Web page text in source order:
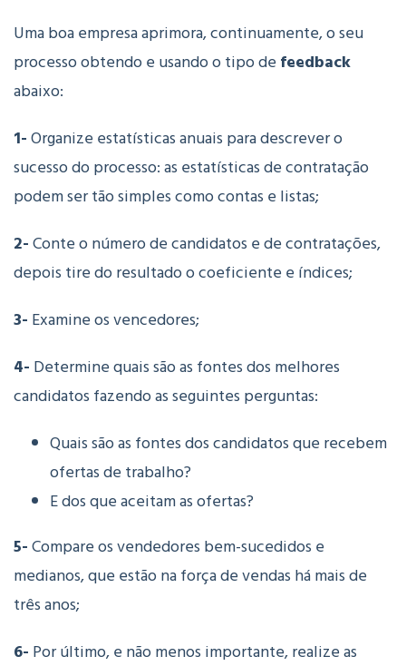
Uma boa empresa aprimora, continuamente, o seu
processo obtendo e usando o tipo de feedback
abaixo:
1-Organize estatísticas anuais para descrever o
sucesso do processo: as estatísticas de contratação
podem ser tão simples como contas e listas;
2-Conte o número de candidatos e de contratações,
depois tire do resultado o coeficiente e índices;
3- Examine os vencedores;
4- Determine quais são as fontes dos melhores
candidatos fazendo as seguintes perguntas:
Quais são as fontes dos candidatos que recebem
ofertas de trabalho?
E dos que aceitam as ofertas?
5-Compare os vendedores bem-sucedidos e
medianos, que estão na força de vendas há mais de
três anos;
6- Por último, e não menos importante, realize as